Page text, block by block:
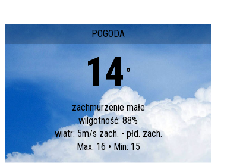
POGODA
14 °
zachmurzenie małe
wilgotność: 88%
wiatr: 5m/s zach. - płd. zach.
Max: 16 • Min: 15